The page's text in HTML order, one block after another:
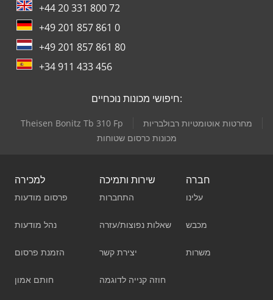
+44 20 331 800 72
+49 201 857 861 0
+49 201 857 861 80
+34 911 433 456
חיפושי מכונות נוכחיים:
Theisen Bonitz Tb 310 Fp
מחרטות אוטומטיות רבולבריות
מכונות כרסום שטוחות
למכירה
פרסום מודעות
נהל מודעות
הזמנת פרסום
חותם אמון
שירות ותמיכה
התחברות
שאלות נפוצות/עזרה
יצירת קשר
חוזה קנייה לדוגמה
חברה
עלינו
מכבש
משרות